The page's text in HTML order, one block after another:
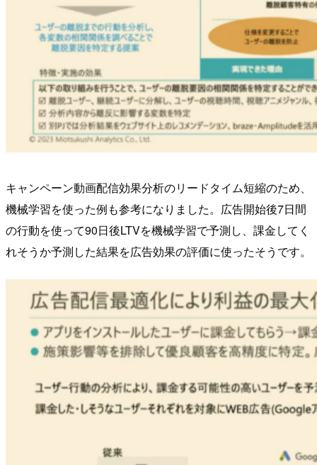
キャンペーン動画配信効果分析のリードタイム短縮のため、
機械学習を使った例も参考になりました。広告開始後7日間
の行動を使って90日後LTVを機械学習で予測し、課金してく
れそうか予測した結果を広告効果の評価に使ったそうです。